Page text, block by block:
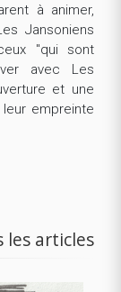
à animer,
Jansoniens
"qui sont
avec Les
et une
empreinte
les articles